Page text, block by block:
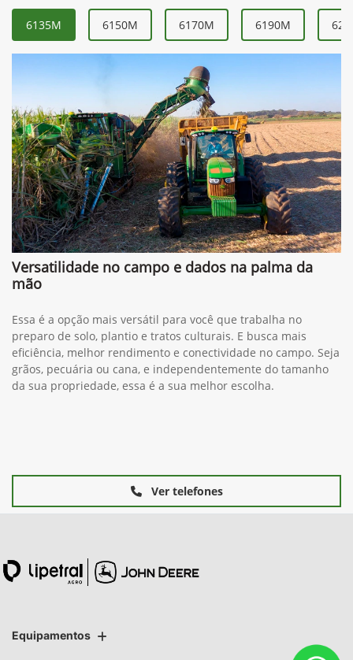
6135M 6150M 6170M 6190M
Versatilidade no campo e dados na palma da
mão
Essa é a opção mais versátil para você que trabalha no
preparo de solo, plantio e tratos culturais. E busca mais
eficiência, melhor rendimento e conectividade no campo. Seja
grãos, pecuária ou cana, e independentemente do tamanho
da sua propriedade, essa é a sua melhor escolha.
Ver telefones
Equipamentos